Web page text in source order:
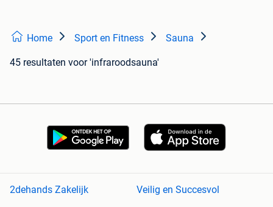
Home Sport en Fitness Sauna
45 resultaten voor 'infraroodsauna'
2dehands Zakelijk Veilig en Succesvol